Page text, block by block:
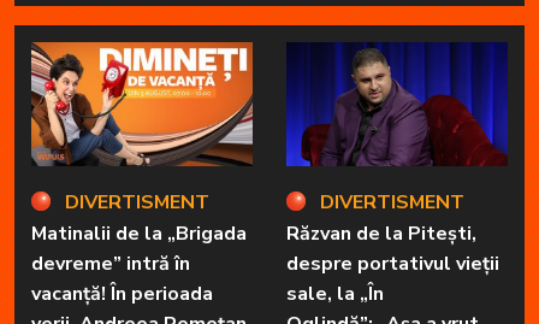
DIVERTISMENT
Matinalii de la „Brigada
devreme” intră în
vacanță! În perioada
DIVERTISMENT
Răzvan de la Pitești,
despre portativul vieții
sale, la „În